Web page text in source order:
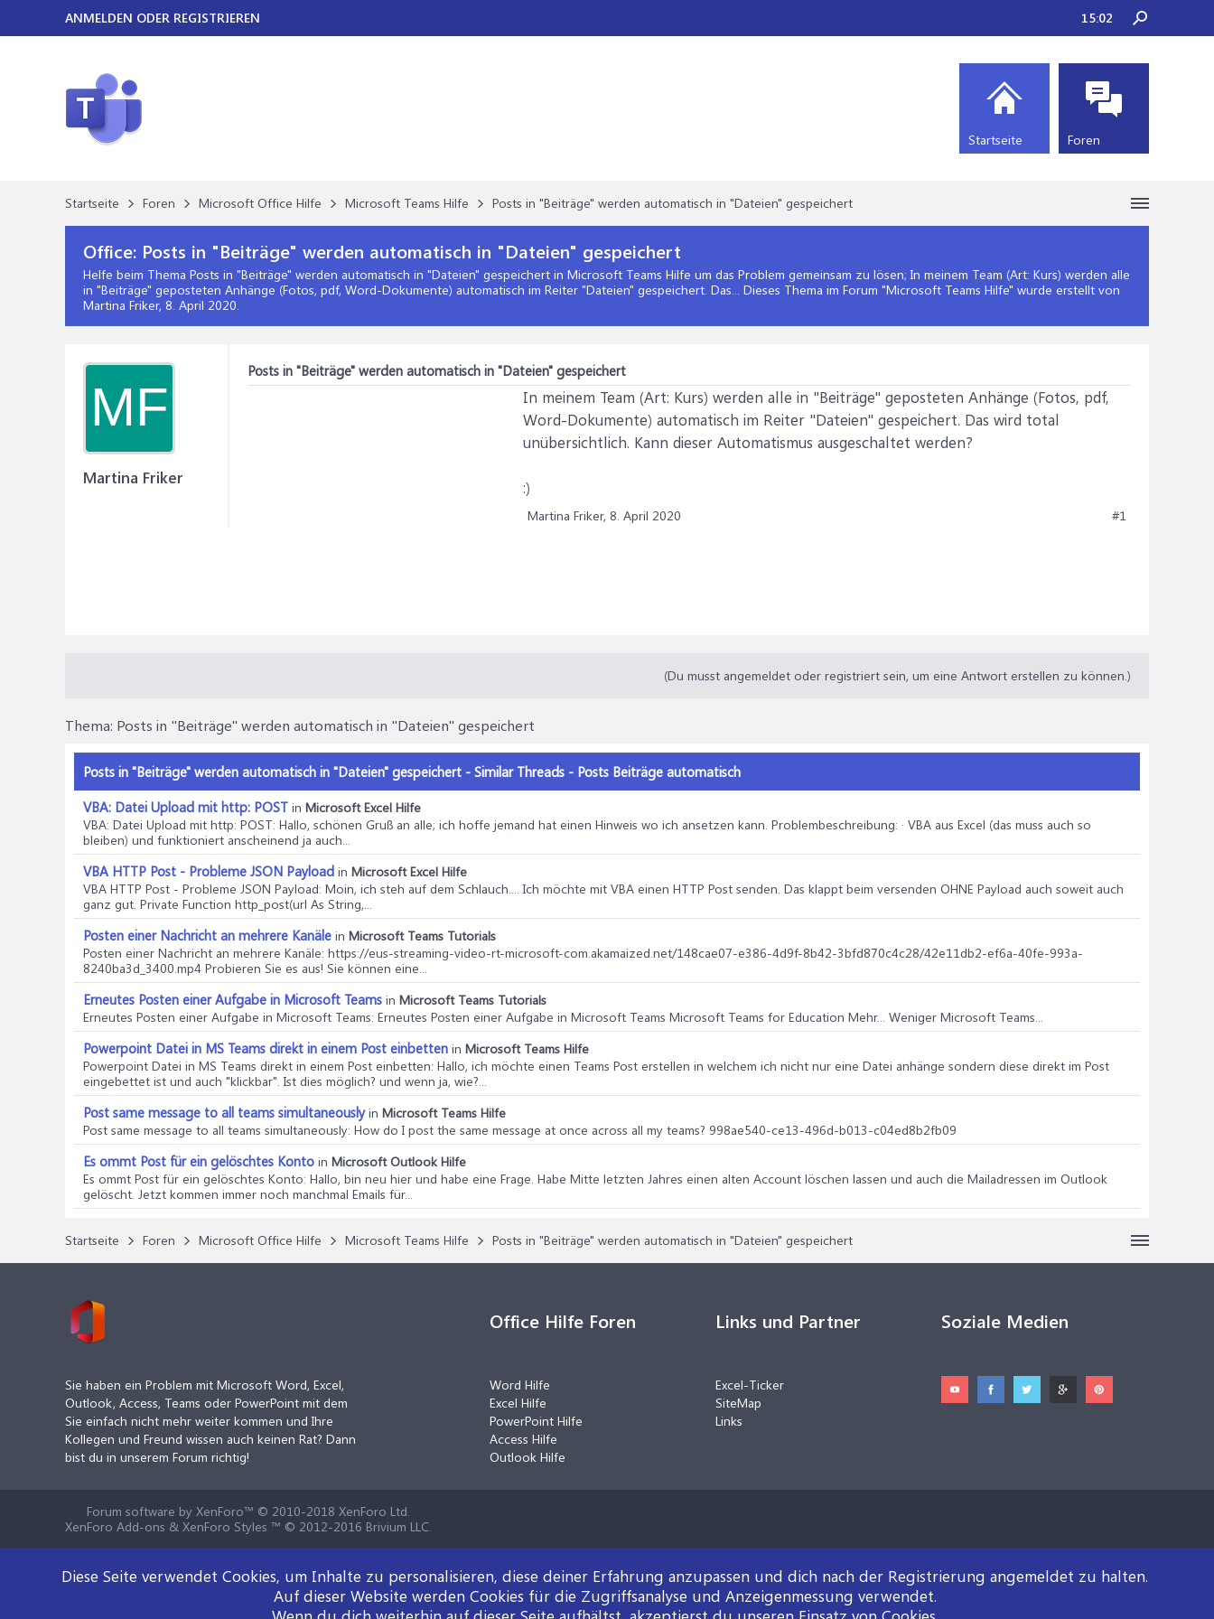
Startseite Foren Microsoft Office Hilfe Microsoft Teams Hilfe Posts in "Beiträge" werden automatisch in "Dateien" gespeichert
Office: Posts in "Beiträge" werden automatisch in "Dateien" gespeichert
Helfe beim Thema Posts in "Beiträge" werden automatisch in "Dateien" gespeichert in Microsoft Teams Hilfe um das Problem gemeinsam zu lösen; In meinem Team (Art: Kurs) werden alle
in "Beiträge" geposteten Anhänge (Fotos, pdf, Word-Dokumente) automatisch im Reiter "Dateien" gespeichert. Das... Dieses Thema im Forum "Microsoft Teams Hilfe" wurde erstellt von
Martina Friker, 8. April 2020.
MF
Martina Friker
Posts in "Beiträge" werden automatisch in "Dateien" gespeichert
In meinem Team (Art: Kurs) werden alle in "Beiträge" geposteten Anhänge (Fotos, pdf,
Word-Dokumente) automatisch im Reiter "Dateien" gespeichert. Das wird total
unübersichtlich. Kann dieser Automatismus ausgeschaltet werden?
:)
Martina Friker, 8. April 2020 #1
(Du musst angemeldet oder registriert sein, um eine Antwort erstellen zu können.)
Thema: Posts in "Beiträge" werden automatisch in "Dateien" gespeichert
Posts in "Beiträge" werden automatisch in "Dateien" gespeichert - Similar Threads - Posts Beiträge automatisch
VBA: Datei Upload mit http: POST in Microsoft Excel Hilfe
VBA: Datei Upload mit http: POST: Hallo, schönen Gruß an alle; ich hoffe jemand hat einen Hinweis wo ich ansetzen kann. Problembeschreibung: · VBA aus Excel (das muss auch so
bleiben) und funktioniert anscheinend ja auch...
VBA HTTP Post - Probleme JSON Payload in Microsoft Excel Hilfe
VBA HTTP Post - Probleme JSON Payload: Moin, ich steh auf dem Schlauch.... Ich möchte mit VBA einen HTTP Post senden. Das klappt beim versenden OHNE Payload auch soweit auch
ganz gut. Private Function http_post(url As String,...
Posten einer Nachricht an mehrere Kanäle in Microsoft Teams Tutorials
Posten einer Nachricht an mehrere Kanäle: https://eus-streaming-video-rt-microsoft-com.akamaized.net/148cae07-e386-4d9f-8b42-3bfd870c4c28/42e11db2-ef6a-40fe-993a-
8240ba3d_3400.mp4 Probieren Sie es aus! Sie können eine...
Erneutes Posten einer Aufgabe in Microsoft Teams in Microsoft Teams Tutorials
Erneutes Posten einer Aufgabe in Microsoft Teams: Erneutes Posten einer Aufgabe in Microsoft Teams Microsoft Teams for Education Mehr... Weniger Microsoft Teams...
Powerpoint Datei in MS Teams direkt in einem Post einbetten in Microsoft Teams Hilfe
Powerpoint Datei in MS Teams direkt in einem Post einbetten: Hallo, ich möchte einen Teams Post erstellen in welchem ich nicht nur eine Datei anhänge sondern diese direkt im Post
eingebettet ist und auch "klickbar". Ist dies möglich? und wenn ja, wie?...
Post same message to all teams simultaneouslyin Microsoft Teams Hilfe
Post same message to all teams simultaneously: How do I post the same message at once across all my teams? 998ae540-ce13-496d-b013-c04ed8b2fb09
Es ommt Post für ein gelöschtes Konto in Microsoft Outlook Hilfe
Es ommt Post für ein gelöschtes Konto: Hallo, bin neu hier und habe eine Frage. Habe Mitte letzten Jahres einen alten Account löschen lassen und auch die Mailadressen im Outlook
gelöscht. Jetzt kommen immer noch manchmal Emails für...
Startseite Foren Microsoft Office Hilfe Microsoft Teams Hilfe Posts in "Beiträge" werden automatisch in "Dateien" gespeichert
ANMELDEN ODER REGISTRIEREN 15:02
Startseite Foren
Sie haben ein Problem mit Microsoft Word, Excel,
Outlook, Access, Teams oder PowerPoint mit dem
Sie einfach nicht mehr weiter kommen und Ihre
Kollegen und Freund wissen auch keinen Rat? Dann
bist du in unserem Forum richtig!
Office Hilfe Foren
Word Hilfe
Excel Hilfe
PowerPoint Hilfe
Access Hilfe
Outlook Hilfe
Links und Partner
Excel-Ticker
SiteMap
Links
Soziale Medien
Forum software by XenForo™ © 2010-2018 XenForo Ltd.
XenForo Add-ons & XenForo Styles ™ © 2012-2016 Brivium LLC.
Diese Seite verwendet Cookies, um Inhalte zu personalisieren, diese deiner Erfahrung anzupassen und dich nach der Registrierung angemeldet zu halten.
Auf dieser Website werden Cookies für die Zugriffsanalyse und Anzeigenmessung verwendet.